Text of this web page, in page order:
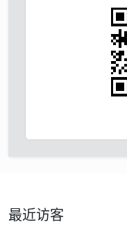
最近访客